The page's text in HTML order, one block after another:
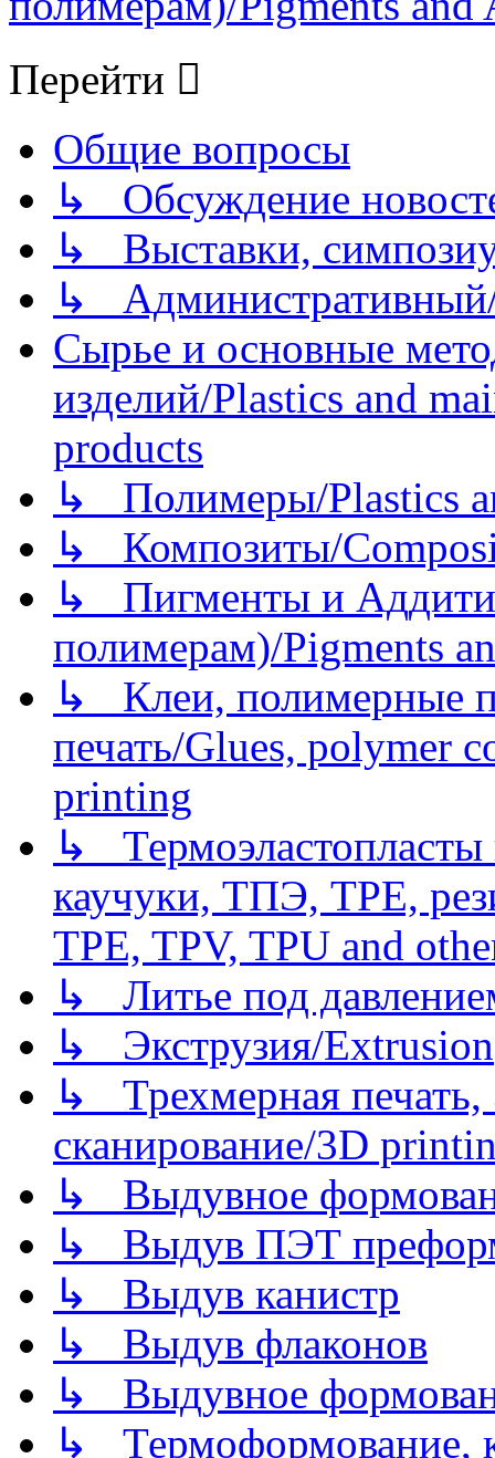
Перейти
Общие вопросы
↳ Обсуждение
↳ Выставки,
↳
Сырье и основные
изделий/Plastics and
products
↳ Полимеры/Plastics
↳ Композиты/
↳ Пигменты и
полимерам)/Pigments
↳ Клеи, полимерные
печать/Glues, polymer
printing
↳
каучуки, ТПЭ, TPE,
TPE, TPV, TPU and
↳ Литье под
↳ Экструзия/Extrusion
↳ Трехмерная
сканирование/3D
↳ Выдувное
↳ Выдув ПЭТ
↳ Выдув канистр
↳ Выдув флаконов
↳ Выдувное
↳ Термоформование,